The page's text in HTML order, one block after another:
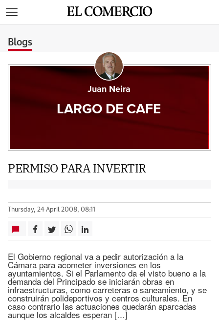
Blogs
Juan Neira
LARGO DE CAFE
PERMISO PARA INVERTIR
Thursday, 24 April 2008, 08:11
El Gobierno regional va a pedir autorización a la
Cámara para acometer inversiones en los
ayuntamientos. Si el Parlamento da el visto bueno a la
demanda del Principado se iniciarán obras en
infraestructuras, como carreteras o saneamiento, y se
construirán polideportivos y centros culturales. En
caso contrario las actuaciones quedarán aparcadas
aunque los alcaldes esperan […]